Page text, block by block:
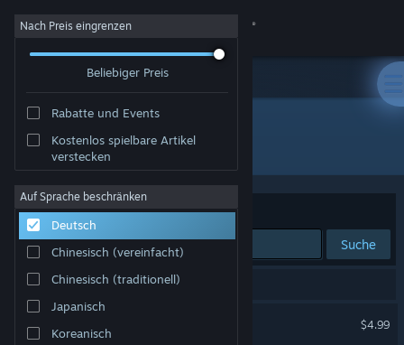
Anmelden
Info
Support
Sprache ändern
Steam-Mobile-App herunterladen
Nach Preis eingrenzen
Beliebiger Preis
Rabatte und Events
Kostenlos spielbare Artikel
verstecken
Auf Sprache beschränken
Deutsch
Chinesisch (vereinfacht)
Chinesisch (traditionell)
Japanisch
Koreanisch
Publisher: gurkenlabs
Sortieren nach Relevanz
Suche
1 Ergebnis entspricht Ihrer Suche.
$4.99